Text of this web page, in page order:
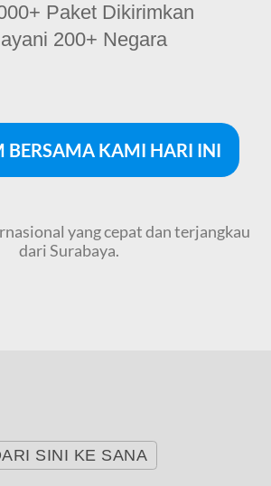
Paket Dikirimkan
200+ Negara
BERSAMA KAMI HARI INI
yang cepat dan terjangkau
dari Surabaya.
SINI KE SANA